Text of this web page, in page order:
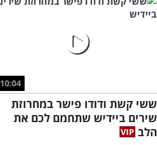
10:04
ששי קשת ודודו פישר במחרוזת
שירים ביידיש שתחמם לכם את
הלב